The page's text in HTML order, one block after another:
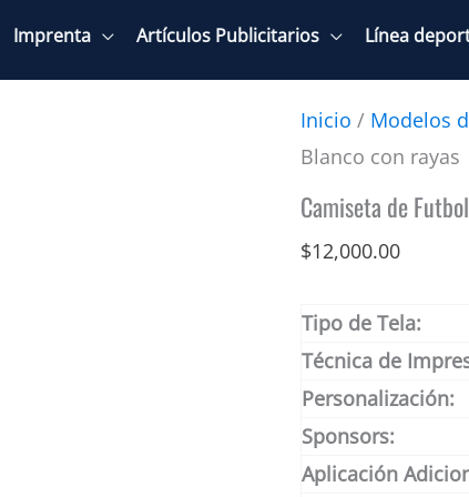
Imprenta Artículos Publicitarios Línea
Inicio / Modelos
Blanco con rayas
Camiseta de
$12,000.00
Tipo de Tela:
Técnica de
Personalización:
Sponsors:
Aplicación